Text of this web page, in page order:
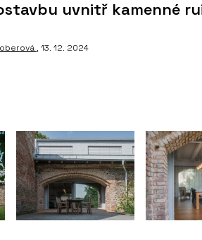
uvnitř kamenné
, 13. 12. 2024